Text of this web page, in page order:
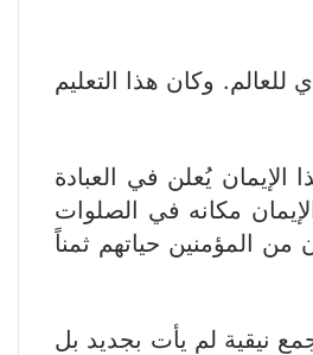
وكان هذا التعليم
يُعلن في العبادة
مكانه في الصلوات
من المؤمنين حياتهم ثمناً
نيقية لم يأت بجديد بل